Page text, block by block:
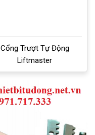
Cổng Trượt Tự Động
Liftmaster